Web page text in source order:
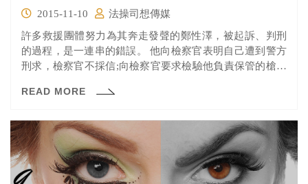
2015-11-10
法操司想傳媒
許多救援團體努力為其奔走發聲的鄭性澤，被起訴、判刑
的過程，是一連串的錯誤。 他向檢察官表明自己遭到警方
刑求，檢察官不採信;向檢察官要求檢驗他負責保管的槍枝
READ MORE